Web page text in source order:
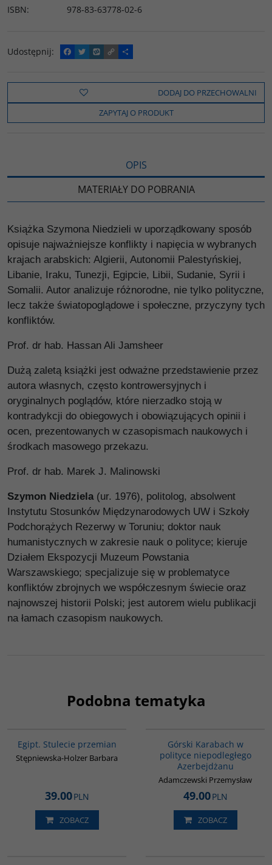
ISBN: 978-83-63778-02-6
Udostępnij:
F
a
e
o
k
T
w
t
t
e
W
y
o
C
o
y
i
n
k
P
o
z
e
l
s
DODAJ DO PRZECHOWALNI
ZAPYTAJ O PRODUKT
OPIS
MATERIAŁY DO POBRANIA
Książka Szymona Niedzieli w uporządkowany sposób
opisuje najważniejsze konflikty i napięcia w wybranych
krajach arabskich: Algierii, Autonomii Palestyńskiej,
Libanie, Iraku, Tunezji, Egipcie, Libii, Sudanie, Syrii i
Somalii. Autor analizuje różnorodne, nie tylko polityczne,
lecz także światopoglądowe i społeczne, przyczyny tych
konfliktów.
Prof. dr hab. Hassan Ali Jamsheer
Dużą zaletą książki jest odważne przedstawienie przez
autora własnych, często kontrowersyjnych i
oryginalnych poglądów, które nierzadko stoją w
kontradykcji do obiegowych i obowiązujących opinii i
ocen, prezentowanych w czasopismach naukowych i
środkach masowego przekazu.
Prof. dr hab. Marek J. Malinowski
Szymon Niedziela(ur. 1976), politolog, absolwent
Instytutu Stosunków Międzynarodowych UW i Szkoły
Podchorążych Rezerwy w Toruniu; doktor nauk
humanistycznych w zakresie nauk o polityce; kieruje
Działem Ekspozycji Muzeum Powstania
Warszawskiego; specjalizuje się w problematyce
konfliktów zbrojnych we współczesnym świecie oraz
najnowszej historii Polski; jest autorem wielu publikacji
na łamach czasopism naukowych.
Podobna tematyka
Egipt. Stulecie przemian
Stępniewska-Holzer Barbara
39.00PLN
ZOBACZ
Górski Karabach w
polityce niepodległego
Azerbejdżanu
Adamczewski Przemysław
49.00PLN
ZOBACZ